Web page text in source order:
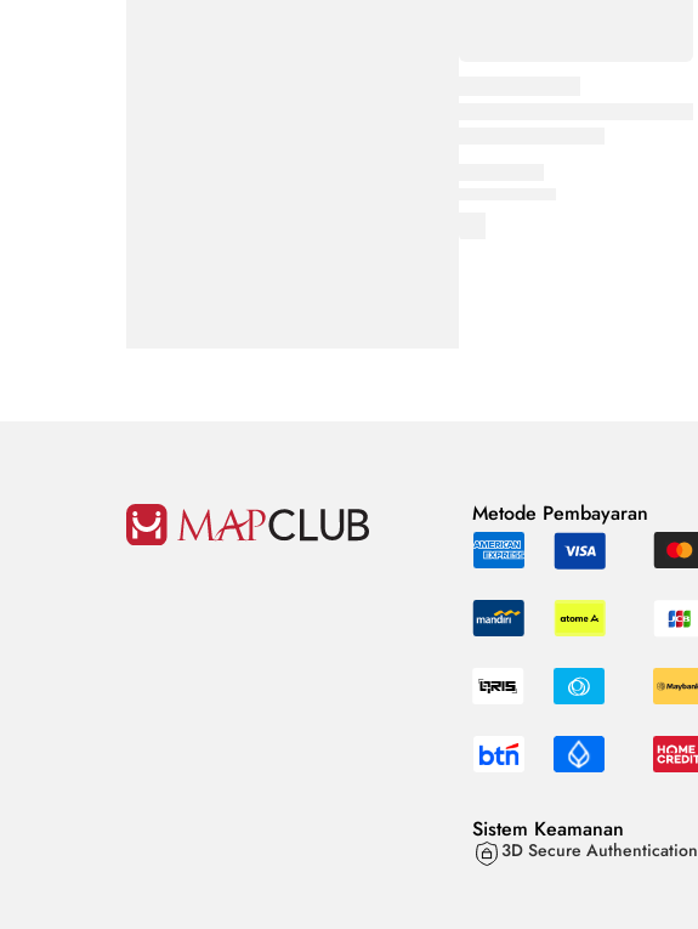
Metode Pembayaran
Sistem Keamanan
3D Secure Authentication